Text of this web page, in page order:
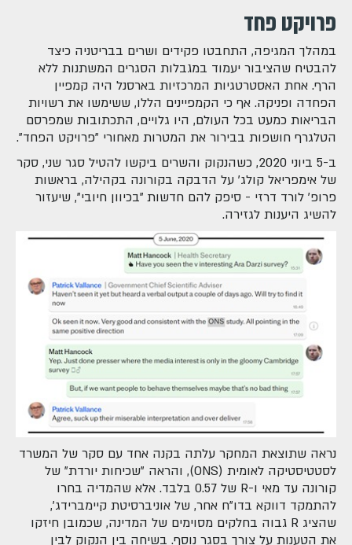
פרויקט פחד
במהלך המגיפה, התחבטו פקידים ושרים בבריטניה כיצד
להבטיח שהציבור יעמוד במגבלות הסגרים המשתנות ללא
הרף. אחת האסטרטגיות המרכזיות בארסנל היה קמפיין
הפחדה ופניקה. אף כי הקמפיינים הללו, ששימשו את רשויות
הבריאות כמעט בכל העולם, היו גלויים, התכתובות שמפרסם
הטלגרף חושפות בבירור את המטרות מאחורי "פרויקט הפחד".
ב-5 ביוני 2020, כשהנקוק והשרים ביקשו להטיל סגר שני, סקר
של אימפריאל קולג' על הדבקה בקורונה בקהילה, בראשות
פרופ' לורד דרזי - סיפק להם חדשות "בכיוון חיובי", שיעזור
להשיג היענות לגזירה.
נראה שתוצאת המחקר עלתה בקנה אחד עם סקר של המשרד
לסטטיסטיקה לאומית (ONS), והראה "שכיחות יורדת" של
קורונה עד מאי ו-R של 0.57 בלבד. אלא שהמדיה בחרו
להתמקד דווקא בדו"ח אחר, של אוניברסיטת קיימברידג',
שהציג R גבוה בחלקים מסוימים של המדינה, שכמובן חיזקו
את הטענות על צורך בסגר נוסף. בשיחה בין הנקוק לבין